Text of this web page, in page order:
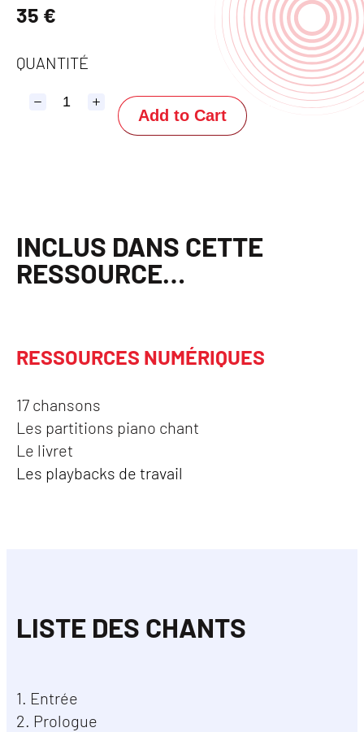
N
w
35 €
QUANTITÉ
Add to Cart
INCLUS DANS CETTE
RESSOURCE…
RESSOURCES NUMÉRIQUES
17 chansons
Les partitions piano chant
Le livret
Les playbacks de travail
LISTE DES CHANTS
1. Entrée
2. Prologue